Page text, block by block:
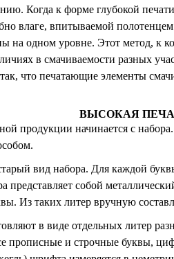
Когда к форме глубокой
влаге, впитываемой
на одном уровне. Этот метод, к
в смачиваемости разных
что печатающие элементы
ВЫСОКАЯ
продукции начинается с
вид набора. Для каждой
представляет собой
Из таких литер вручную
в виде отдельных литер
прописные и строчные буквы,